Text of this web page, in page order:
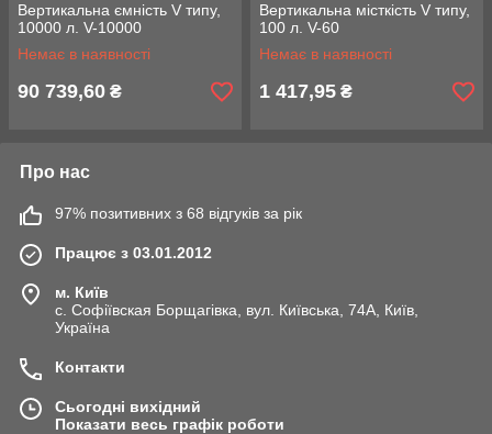
Вертикальна ємність V типу,
10000 л. V-10000
Немає в наявності
90 739,60 ₴
Вертикальна місткість V типу,
100 л. V-60
Немає в наявності
1 417,95 ₴
Про нас
97% позитивних з 68 відгуків за рік
Працює з 03.01.2012
м. Київ
с. Софіївская Борщагівка, вул. Київська, 74А, Київ,
Україна
Контакти
Сьогодні вихідний
Показати весь графік роботи